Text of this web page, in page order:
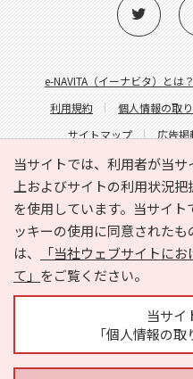
当サイトでは、利用者が当
上およびサイトの利用状況
を使用しています。当サイ
ッキーの使用に同意された
は、
「当社ウェブサイトに
て」 をご覧ください。
当サイ
「個人情報の
e-NAVITA（イーナビタ）とは？
利用規約
個人情報の取
サイトマップ
広告
サイトの内容
Copyright ©